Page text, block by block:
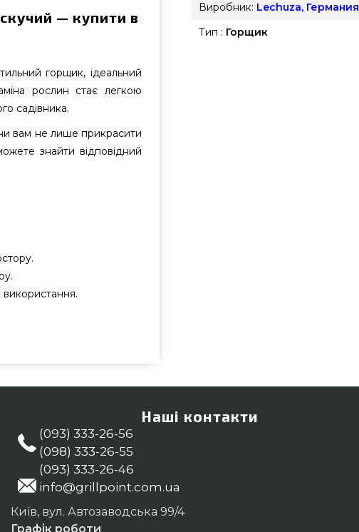
— купити в
горщик, ідеальний
рослин стає легкою
садівника.
вам не лише прикрасити
знайти відповідний
використання.
та горщики для квітів в
по номеру 0(800) 337-275
Виробник: Lechuza, Германия
Тип : Горщик
Наші контакти
(093) 333-26-56
(098) 333-26-55
(093) 333-26-46
info@grillpoint.com.ua
Київ, вул. Автозаводська 99/4
Графік роботи